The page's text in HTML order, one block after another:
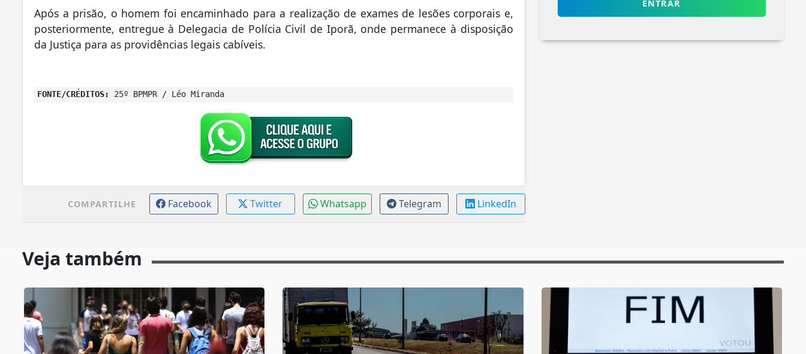
Após a prisão, o homem foi encaminhado para a realização de exames de lesões corporais e,
posteriormente, entregue à Delegacia de Polícia Civil de Iporã, onde permanece à disposição
da Justiça para as providências legais cabíveis.
FONTE/CRÉDITOS: 25º BPMPR / Léo Miranda
COMPARTILHE Facebook Twitter Whatsapp Telegram LinkedIn
ENTRAR
Veja também